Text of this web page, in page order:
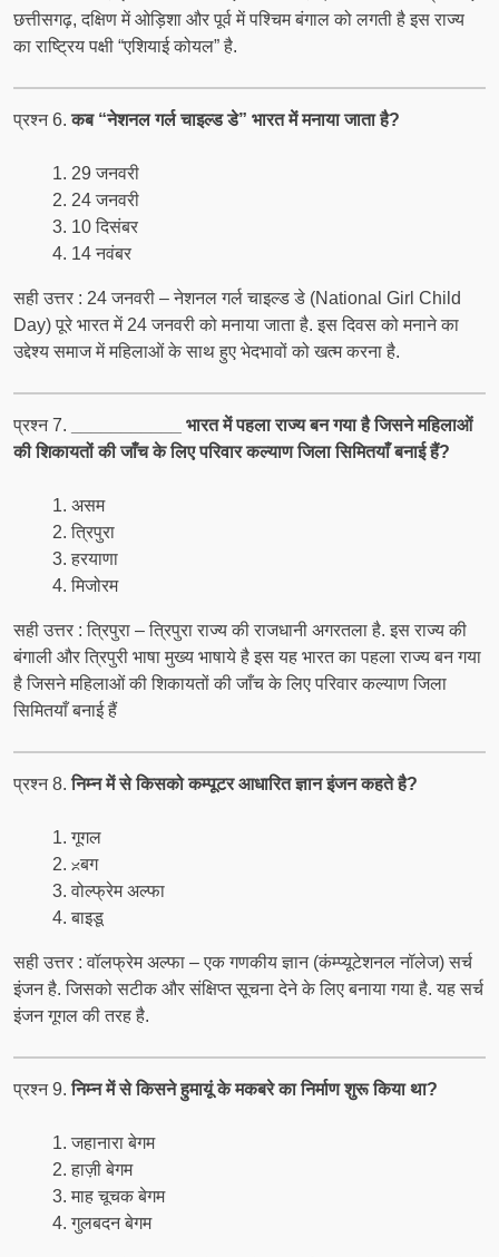
छत्तीसगढ़, दक्षिण में ओड़िशा और पूर्व में पश्चिम बंगाल को लगती है इस राज्य
का राष्ट्रिय पक्षी “एशियाई कोयल” है.
प्रश्न 6.कब “नेशनल गर्ल चाइल्ड डे” भारत में मनाया जाता है?
29 जनवरी
24 जनवरी
10 दिसंबर
14 नवंबर
सही उत्तर : 24 जनवरी – नेशनल गर्ल चाइल्ड डे (National Girl Child
Day) पूरे भारत में 24 जनवरी को मनाया जाता है. इस दिवस को मनाने का
उद्देश्य समाज में महिलाओं के साथ हुए भेदभावों को खत्म करना है.
प्रश्न 7.
___________ भारत में पहला राज्य बन गया है जिसने महिलाओं
की शिकायतों की जाँच के लिए परिवार कल्याण जिला सिमितयाँ बनाई हैं?
असम
त्रिपुरा
हरयाणा
मिजोरम
सही उत्तर : त्रिपुरा – त्रिपुरा राज्य की राजधानी अगरतला है. इस राज्य की
बंगाली और त्रिपुरी भाषा मुख्य भाषाये है इस यह भारत का पहला राज्य बन गया
है जिसने महिलाओं की शिकायतों की जाँच के लिए परिवार कल्याण जिला
सिमितयाँ बनाई हैं
प्रश्न 8.निम्न में से किसको कम्पूटर आधारित ज्ञान इंजन कहते है?
गूगल
ᳲबग
वोल्फ्रेम अल्फा
बाइडू
सही उत्तर : वॉलफ्रेम अल्फा – एक गणकीय ज्ञान (कंम्प्यूटेशनल नॉलेज) सर्च
इंजन है. जिसको सटीक और संक्षिप्त सूचना देने के लिए बनाया गया है. यह सर्च
इंजन गूगल की तरह है.
प्रश्न 9.निम्न में से किसने हुमायूं के मकबरे का निर्माण शुरू किया था?
जहानारा बेगम
हाज़ी बेगम
माह चूचक बेगम
गुलबदन बेगम